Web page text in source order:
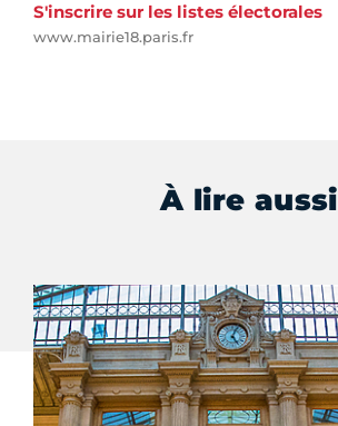
S'inscrire sur les listes électorales
www.mairie18.paris.fr
À lire aussi